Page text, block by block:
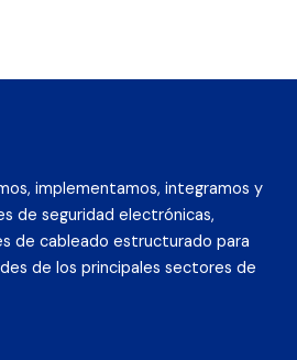
implementamos, integramos y
de seguridad electrónicas,
de cableado estructurado para
de los principales sectores de